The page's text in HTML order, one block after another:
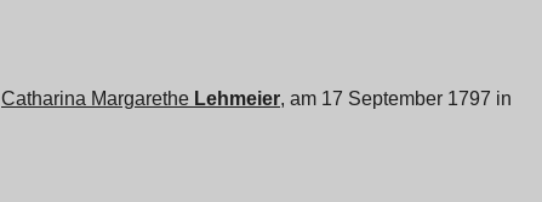
Catharina Margarethe Lehmeier, am 17 September 1797 in